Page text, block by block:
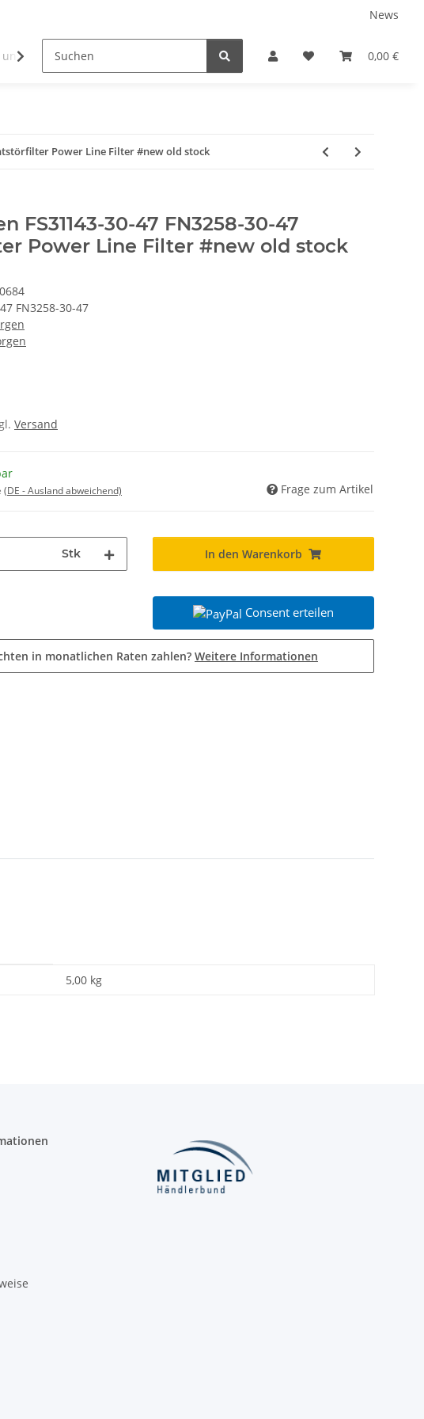
News
0,00 €
Power Line Filter #new old stock
FS31143-30-47 FN3258-30-47
Power Line Filter #new old stock
FN3258-30-47
Versand
(DE - Ausland abweichend) Frage zum Artikel
Stk In den Warenkorb
Consent erteilen
in monatlichen Raten zahlen? Weitere Informationen
5,00 kg